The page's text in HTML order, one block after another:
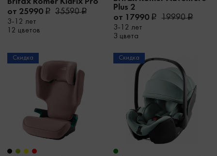
от 25990
35590
3-12 лет
12 цветов
Plus 2
от 17990
19990
3-12 лет
3 цвета
Скидка Скидка